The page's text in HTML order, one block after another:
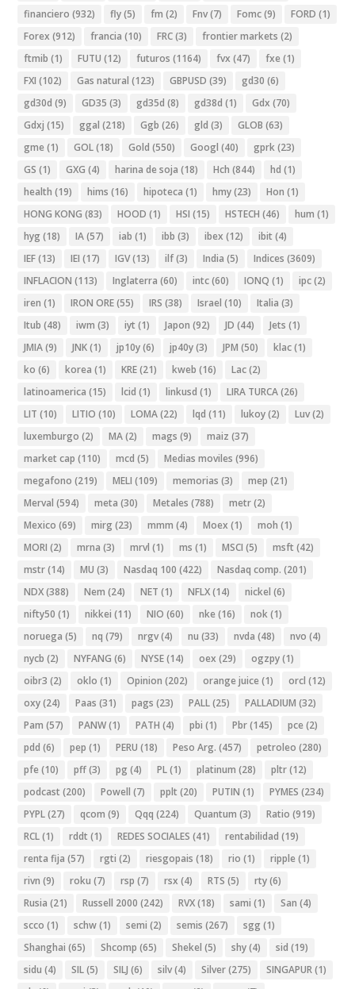
financiero (932) fly(5) fm (2) Fnv(7) Fomc(9) FORD (1)
Forex (912) francia (10) FRC(3) frontier markets (2)
ftmib (1) FUTU (12) futuros (1164) fvx (47) fxe (1)
FXI (102) Gas natural (123) GBPUSD (39) gd30 (6)
gd30d (9) GD35 (3) gd35d (8) gd38d (1) Gdx (70)
Gdxj (15) ggal (218) Ggb (26) gld (3) GLOB (63)
gme (1) GOL(18) Gold (550) Googl (40) gprk(23)
GS (1) GXG (4) harina de soja (18) Hch (844) hd (1)
health (19) hims (16) hipoteca (1) hmy(23) Hon (1)
HONG KONG (83) HOOD (1) HSI (15) HSTECH (46) hum (1)
hyg (18) IA(57) iab (1) ibb (3) ibex (12) ibit (4)
IEF(13) IEI (17) IGV(13) ilf(3) India (5) Indices (3609)
INFLACION (113) Inglaterra (60) intc(60) IONQ (1) ipc(2)
iren (1) IRON ORE(55) IRS (38) Israel (10) Italia (3)
Itub (48) iwm (3) iyt (1) Japon (92) JD (44) Jets (1)
JMIA(9) JNK(1) jp10y(6) jp40y(3) JPM (50) klac(1)
ko (6) korea (1) KRE(21) kweb (16) Lac(2)
latinoamerica (15) lcid (1) linkusd (1) LIRA TURCA(26)
LIT (10) LITIO (10) LOMA(22) lqd (11) lukoy(2) Luv(2)
luxemburgo (2) MA(2) mags (9) maiz (37)
market cap (110) mcd (5) Medias moviles (996)
megafono (219) MELI (109) memorias (3) mep (21)
Merval (594) meta (30) Metales (788) metr(2)
Mexico (69) mirg (23) mmm (4) Moex (1) moh (1)
MORI (2) mrna (3) mrvl (1) ms (1) MSCI (5) msft (42)
mstr(14) MU (3) Nasdaq 100 (422) Nasdaq comp. (201)
NDX(388) Nem (24) NET (1) NFLX(14) nickel (6)
nifty50 (1) nikkei (11) NIO (60) nke (16) nok(1)
noruega (5) nq (79) nrgv(4) nu (33) nvda (48) nvo (4)
nycb (2) NYFANG (6) NYSE(14) oex (29) ogzpy(1)
oibr3 (2) oklo (1) Opinion (202) orange juice (1) orcl (12)
oxy(24) Paas (31) pags (23) PALL(25) PALLADIUM (32)
Pam (57) PANW(1) PATH (4) pbi (1) Pbr(145) pce (2)
pdd (6) pep (1) PERU (18) Peso Arg. (457) petroleo (280)
pfe (10) pff(3) pg (4) PL(1) platinum (28) pltr(12)
podcast (200) Powell (7) pplt (20) PUTIN (1) PYMES (234)
PYPL(27) qcom (9) Qqq (224) Quantum (3) Ratio (919)
RCL(1) rddt (1) REDES SOCIALES (41) rentabilidad (19)
renta fija (57) rgti (2) riesgopais (18) rio (1) ripple (1)
rivn (9) roku (7) rsp (7) rsx (4) RTS (5) rty(6)
Rusia (21) Russell 2000 (242) RVX(18) sami (1) San (4)
scco (1) schw(1) semi (2) semis (267) sgg (1)
Shanghai (65) Shcomp (65) Shekel (5) shy(4) sid (19)
sidu (4) SIL(5) SILJ (6) silv(4) Silver(275) SINGAPUR(1)